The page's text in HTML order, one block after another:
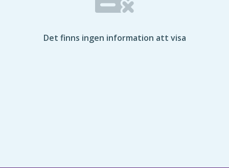
Det finns ingen information att visa